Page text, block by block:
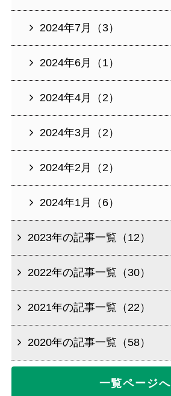
2024年7月（3）
2024年6月（1）
2024年4月（2）
2024年3月（2）
2024年2月（2）
2024年1月（6）
2023年の記事一覧（12）
2022年の記事一覧（30）
2021年の記事一覧（22）
2020年の記事一覧（58）
一覧ページへ